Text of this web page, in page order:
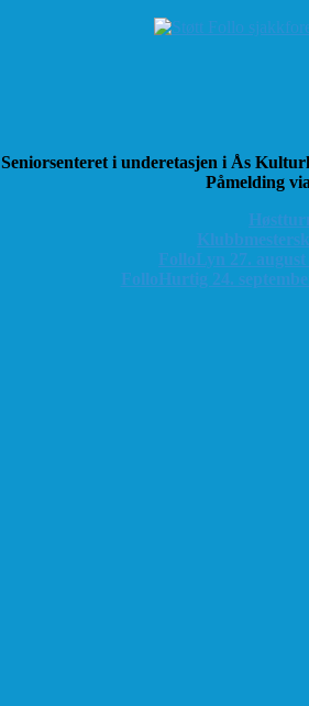
Seniorsenteret i underetasjen i Ås
Påmelding via
K
FolloLyn 27. august
FolloHurtig 24.